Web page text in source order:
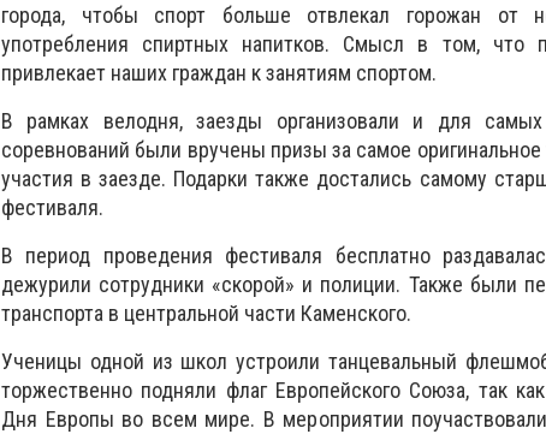
города, чтобы спорт больше отвлекал горожан от
употребления спиртных напитков. Смысл в том, что
привлекает наших граждан к занятиям спортом.
В рамках велодня, заезды организовали и для
соревнований были вручены призы за самое
участия в заезде. Подарки также достались самому
фестиваля.
В период проведения фестиваля бесплатно
дежурили сотрудники «скорой» и полиции. Также были
транспорта в центральной части Каменского.
Ученицы одной из школ устроили танцевальный
торжественно подняли флаг Европейского Союза, так
Дня Европы во всем мире. В мероприятии